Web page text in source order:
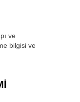
ve
bilgisi ve